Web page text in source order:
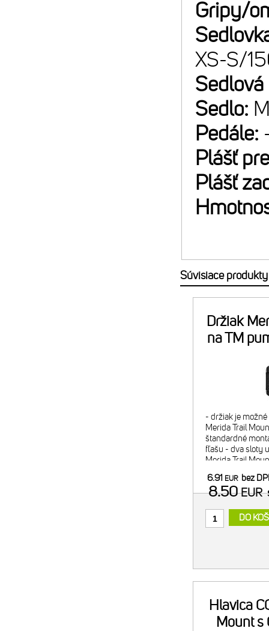
Gripy/
XS-S/
Sedlo:
Pedále:
Plášť
Plášť
Súvisiace produkty
Držiak
na TM
- držiak je
Merida Trail
štandardné
fľašu - dva sloty
Merida Trail
minipumpy) -
6.91 EUR bez
8.50EUR
DO
Hlavica
Mount s